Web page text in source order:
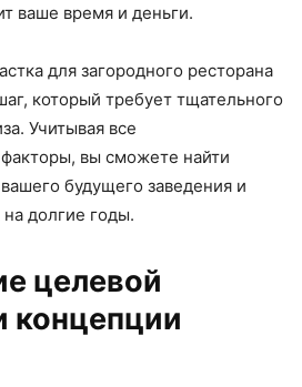
ваше время и деньги.
для загородного ресторана
который требует тщательного
Учитывая все
вы сможете найти
будущего заведения и
долгие годы.
целевой
концепции